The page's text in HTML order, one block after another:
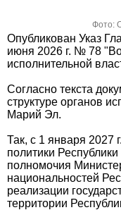
Фото:
Опубликован Указ
июня 2026 г. № 78
исполнительной
Согласно текста
структуре органов
Марий Эл.
Так, с 1 января 2027
политики
полномочия
национальностей
реализации
территории